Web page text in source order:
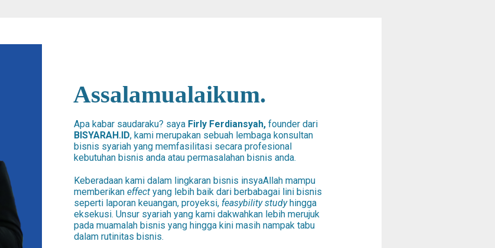
Assalamualaikum.
Apa kabar saudaraku? saya Firly Ferdiansyah,founder dari
BISYARAH.ID, kami merupakan sebuah lembaga konsultan
bisnis syariah yang memfasilitasi secara profesional
kebutuhan bisnis anda atau permasalahan bisnis anda.
Keberadaan kami dalam lingkaran bisnis insyaAllah mampu
memberikan effectyang lebih baik dari berbabagai lini bisnis
seperti laporan keuangan, proyeksi, feasybility studyhingga
eksekusi. Unsur syariah yang kami dakwahkan lebih merujuk
pada muamalah bisnis yang hingga kini masih nampak tabu
dalam rutinitas bisnis.